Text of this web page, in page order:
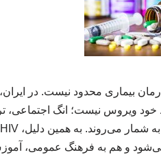
بیماری محدود نیست. در
خود ویروس نیست؛ انگ اجتماعی،
و هم به فرهنگ عمومی،